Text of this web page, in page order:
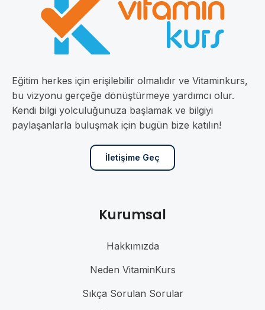
Eğitim herkes için erişilebilir olmalıdır ve Vitaminkurs,
bu vizyonu gerçeğe dönüştürmeye yardımcı olur.
Kendi bilgi yolculuğunuza başlamak ve bilgiyi
paylaşanlarla buluşmak için bugün bize katılın!
İletişime Geç
Kurumsal
Hakkımızda
Neden VitaminKurs
Sıkça Sorulan Sorular